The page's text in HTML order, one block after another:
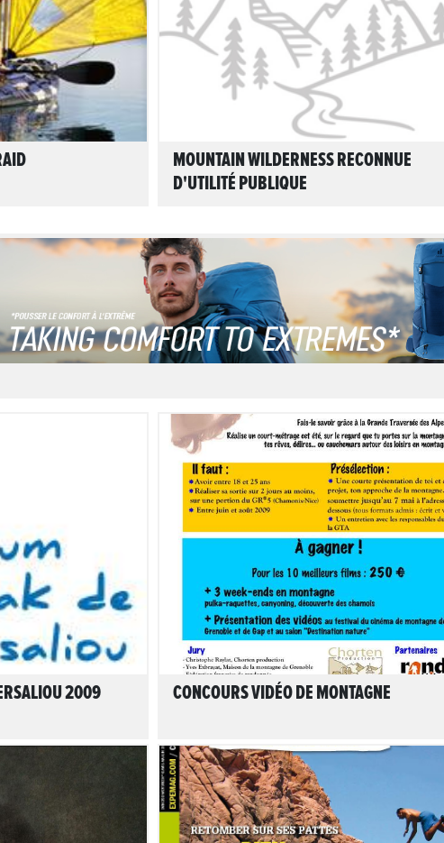
LIRE L'ARTICLE
MOUNTAIN WILDERNESS RECONNUE
D'UTILITÉ PUBLIQUE
2009
LIRE L'ARTICLE
CONCOURS VIDÉO DE MONTAGNE